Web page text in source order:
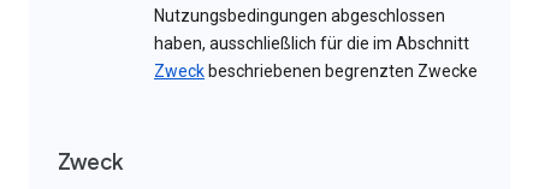
Nutzungsbedingungen abgeschlossen
haben, ausschließlich für die im Abschnitt
Zweck beschriebenen begrenzten Zwecke
Zweck